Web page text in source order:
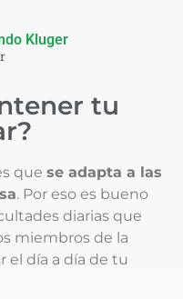
Kluger
tu
que se adapta a las
. Por eso es bueno
diarias que
miembros de la
el día a día de tu